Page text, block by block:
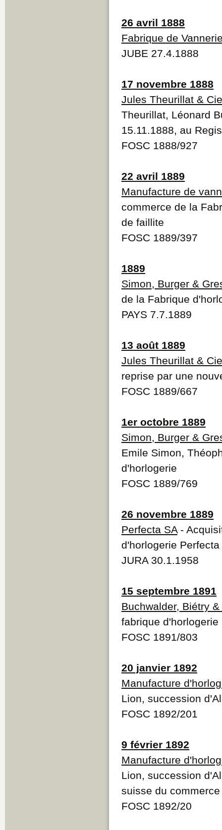
26 avril 1888
Fabrique de
JUBE 27.4.1888
17 novembre 1888
Jules Theurillat & Cie
Theurillat, Léonard
15.11.1888, au
FOSC 1888/927
22 avril 1889
Manufacture de
commerce de la
de faillite
FOSC 1889/397
1889
Simon, Burger &
de la Fabrique
PAYS 7.7.1889
13 août 1889
Jules Theurillat & Cie
reprise par une
FOSC 1889/667
1er octobre 1889
Simon, Burger &
Emile Simon,
d'horlogerie
FOSC 1889/769
26 novembre 1889
Perfecta SA -
d'horlogerie
JURA 30.1.1958
15 septembre 1891
Buchwalder, Biétry &
fabrique d'horlogerie
FOSC 1891/803
20 janvier 1892
Manufacture
Lion, succession
FOSC 1892/201
9 février 1892
Manufacture
Lion, succession
suisse du commerce
FOSC 1892/20